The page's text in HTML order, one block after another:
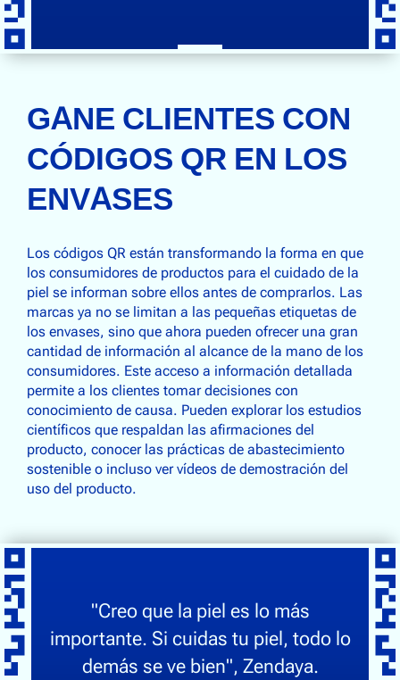
GANE CLIENTES CON
CÓDIGOS QR EN LOS
ENVASES
Los códigos QR están transformando la forma en que
los consumidores de productos para el cuidado de la
piel se informan sobre ellos antes de comprarlos. Las
marcas ya no se limitan a las pequeñas etiquetas de
los envases, sino que ahora pueden ofrecer una gran
cantidad de información al alcance de la mano de los
consumidores. Este acceso a información detallada
permite a los clientes tomar decisiones con
conocimiento de causa. Pueden explorar los estudios
científicos que respaldan las afirmaciones del
producto, conocer las prácticas de abastecimiento
sostenible o incluso ver vídeos de demostración del
uso del producto.
"Creo que la piel es lo más
importante. Si cuidas tu piel, todo lo
demás se ve bien", Zendaya.